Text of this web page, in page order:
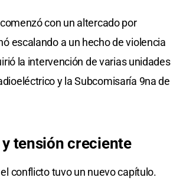
con un altercado por
escalando a un hecho de violencia
la intervención de varias unidades
y la Subcomisaría 9na de
tensión creciente
conflicto tuvo un nuevo capítulo.